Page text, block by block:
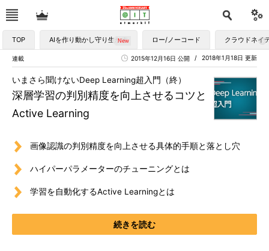
TOP AIを作り動かし守り生かす ロー/ノーコード クラウドネイ
連載 2018年1月18日 更新
2015年12月16日 公開
深層学習の判別精度を向上させるコツと
Active Learning
いまさら聞けないDeep Learning超入門（終）
画像認識の判別精度を向上させる具体的手順と落とし穴
ハイパーパラメーターのチューニングとは
学習を自動化するActive Learningとは
続きを読む